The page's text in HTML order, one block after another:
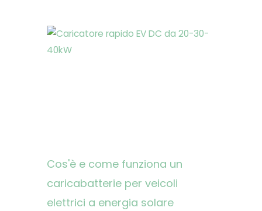
Cos'è e come funziona un
caricabatterie per veicoli
elettrici a energia solare